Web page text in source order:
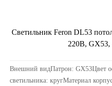
Светильник Feron DL53
220В, GX53,
Внешний видПатрон: GX53Цвет
светильника: кругМатериал